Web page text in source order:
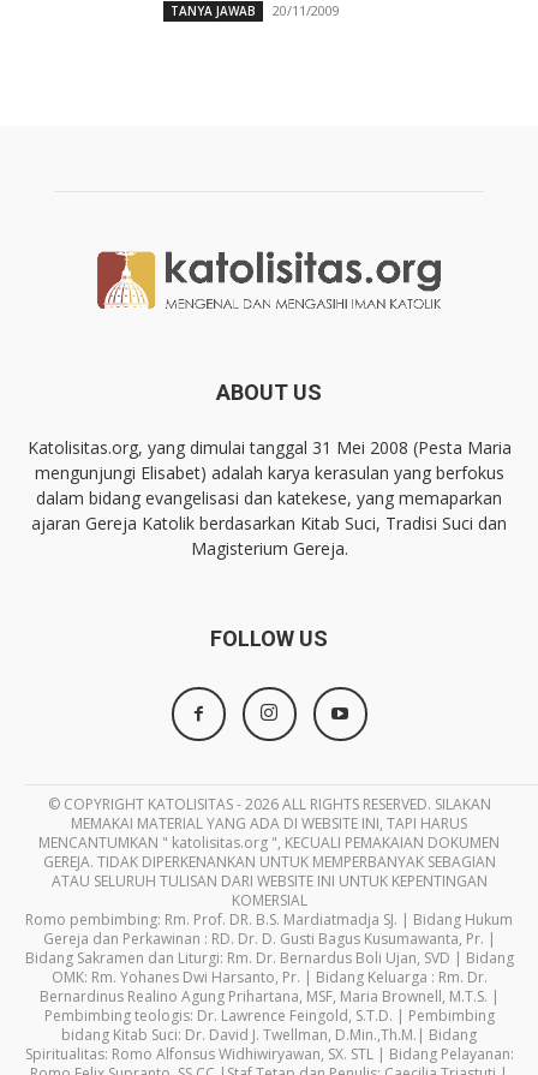
TANYA JAWAB 20/11/2009
ABOUT US
Katolisitas.org, yang dimulai tanggal 31 Mei 2008 (Pesta Maria
mengunjungi Elisabet) adalah karya kerasulan yang berfokus
dalam bidang evangelisasi dan katekese, yang memaparkan
ajaran Gereja Katolik berdasarkan Kitab Suci, Tradisi Suci dan
Magisterium Gereja.
FOLLOW US
© COPYRIGHT KATOLISITAS - 2026 ALL RIGHTS RESERVED. SILAKAN
MEMAKAI MATERIAL YANG ADA DI WEBSITE INI, TAPI HARUS
MENCANTUMKAN " katolisitas.org ", KECUALI PEMAKAIAN DOKUMEN
GEREJA. TIDAK DIPERKENANKAN UNTUK MEMPERBANYAK SEBAGIAN
ATAU SELURUH TULISAN DARI WEBSITE INI UNTUK KEPENTINGAN
KOMERSIAL
Romo pembimbing: Rm. Prof. DR. B.S. Mardiatmadja SJ. | Bidang Hukum
Gereja dan Perkawinan : RD. Dr. D. Gusti Bagus Kusumawanta, Pr. |
Bidang Sakramen dan Liturgi: Rm. Dr. Bernardus Boli Ujan, SVD | Bidang
OMK: Rm. Yohanes Dwi Harsanto, Pr. | Bidang Keluarga : Rm. Dr.
Bernardinus Realino Agung Prihartana, MSF, Maria Brownell, M.T.S. |
Pembimbing teologis: Dr. Lawrence Feingold, S.T.D. | Pembimbing
bidang Kitab Suci: Dr. David J. Twellman, D.Min.,Th.M.| Bidang
Spiritualitas: Romo Alfonsus Widhiwiryawan, SX. STL | Bidang Pelayanan: